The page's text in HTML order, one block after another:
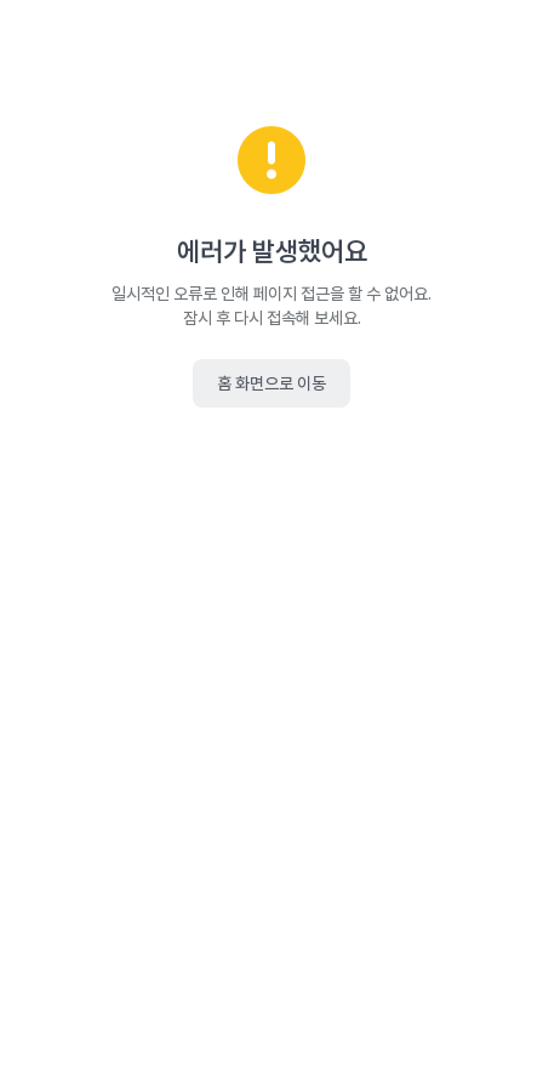
에러가 발생했어요
일시적인 오류로 인해 페이지 접근을 할 수 없어요.
잠시 후 다시 접속해 보세요.
홈 화면으로 이동